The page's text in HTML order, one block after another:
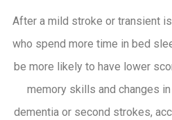
After a mild stroke or transient
who spend more time in bed
be more likely to have lower
memory skills and changes
dementia or second strokes,